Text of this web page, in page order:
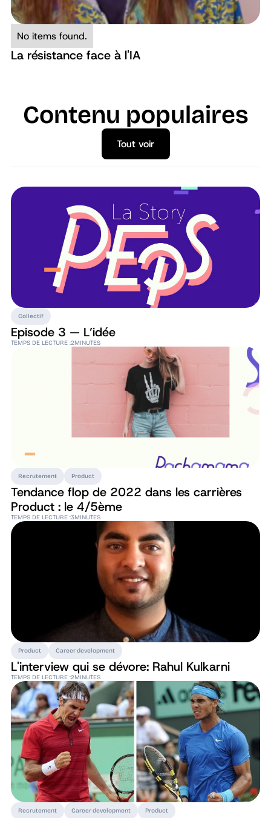
No items found.
La résistance face à l'IA
Contenu populaires
Tout voir
Tout voir
Collectif
Episode 3 — L’idée
TEMPS DE LECTURE :2MINUTES
Recrutement Product
Tendance flop de 2022 dans les carrières
Product : le 4/5ème
TEMPS DE LECTURE :3MINUTES
Product Career development
L'interview qui se dévore: Rahul Kulkarni
TEMPS DE LECTURE :2MINUTES
Recrutement Career development Product